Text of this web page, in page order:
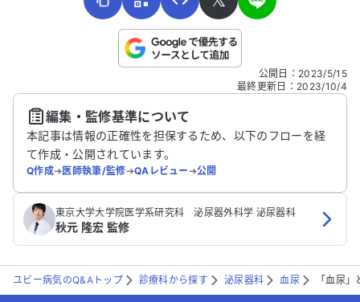
こちらは送信専用のフォームです。氏名やご自身の病気の詳細な
送信する
公開日 ： 2023/5/15
最終更新日 ： 2023/10/4
編集・監修基準について
本記事は情報の正確性を担保するため、以下のフローを経
て作成・公開されています。
Q作成➔医師執筆/監修➔QAレビュー➔公開
東京大学大学院医学系研究科 泌尿器外科学 泌尿器科
秋元 隆宏 監修
ユビー病気のQ&Aトップ 診療科から探す 泌尿器科 血尿 「血尿